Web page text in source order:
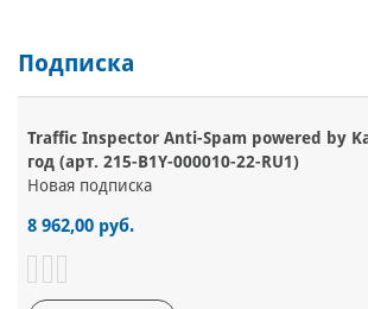
Подписка
Traffic Inspector Anti-Spam powered by
год (арт. 215-B1Y-000010-22-RU1)
Новая подписка
8 962,00 руб.